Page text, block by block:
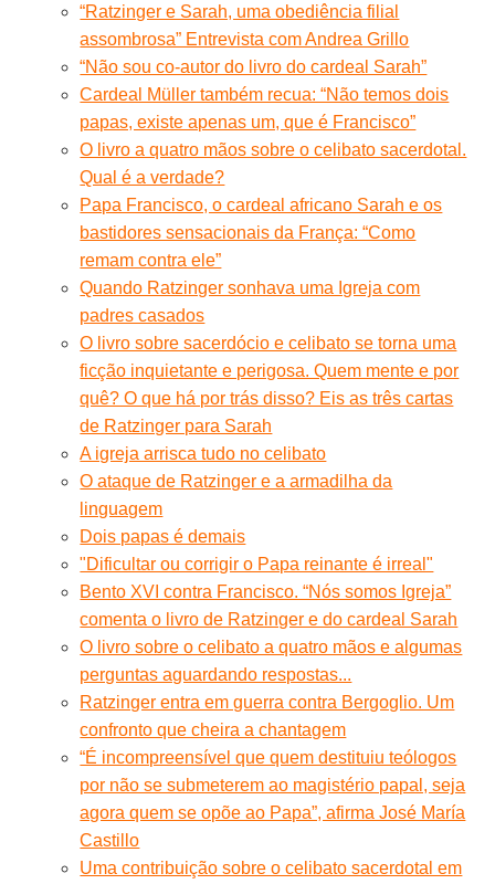
“Ratzinger e Sarah, uma obediência filial
assombrosa” Entrevista com Andrea Grillo
“Não sou co-autor do livro do cardeal Sarah”
Cardeal Müller também recua: “Não temos dois
papas, existe apenas um, que é Francisco”
O livro a quatro mãos sobre o celibato sacerdotal.
Qual é a verdade?
Papa Francisco, o cardeal africano Sarah e os
bastidores sensacionais da França: “Como
remam contra ele”
Quando Ratzinger sonhava uma Igreja com
padres casados
O livro sobre sacerdócio e celibato se torna uma
ficção inquietante e perigosa. Quem mente e por
quê? O que há por trás disso? Eis as três cartas
de Ratzinger para Sarah
A igreja arrisca tudo no celibato
O ataque de Ratzinger e a armadilha da
linguagem
Dois papas é demais
"Dificultar ou corrigir o Papa reinante é irreal"
Bento XVI contra Francisco. “Nós somos Igreja”
comenta o livro de Ratzinger e do cardeal Sarah
O livro sobre o celibato a quatro mãos e algumas
perguntas aguardando respostas...
Ratzinger entra em guerra contra Bergoglio. Um
confronto que cheira a chantagem
“É incompreensível que quem destituiu teólogos
por não se submeterem ao magistério papal, seja
agora quem se opõe ao Papa”, afirma José María
Castillo
Uma contribuição sobre o celibato sacerdotal em